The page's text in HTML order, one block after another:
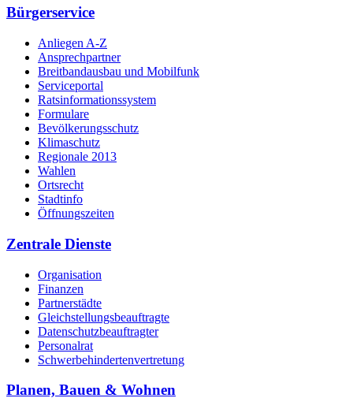
Bürgerservice
Anliegen A-Z
Ansprechpartner
Breitbandausbau und Mobilfunk
Serviceportal
Ratsinformationssystem
Formulare
Bevölkerungsschutz
Klimaschutz
Regionale 2013
Wahlen
Ortsrecht
Stadtinfo
Öffnungszeiten
Zentrale Dienste
Organisation
Finanzen
Partnerstädte
Gleichstellungsbeauftragte
Datenschutzbeauftragter
Personalrat
Schwerbehinderten­vertretung
Planen, Bauen & Wohnen